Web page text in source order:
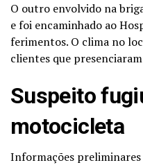
O outro envolvido na
e foi encaminhado ao
ferimentos. O clima no
clientes que
Suspeito
motocicleta
Informações